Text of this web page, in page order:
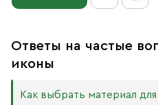
Ответы на частые
иконы
Как выбрать материал